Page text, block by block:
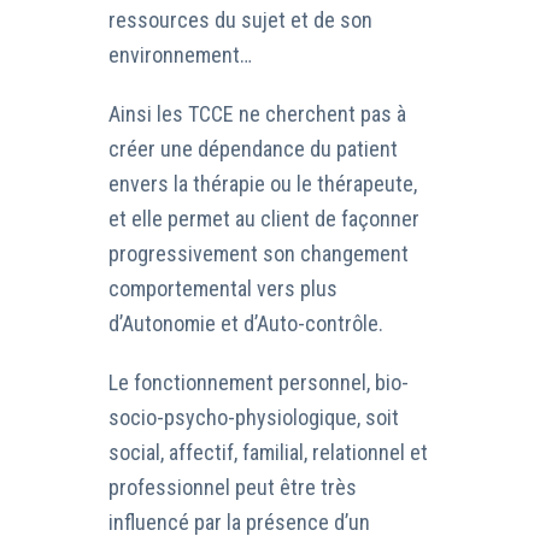
ressources du sujet et de son
environnement…
Ainsi les TCCE ne cherchent pas à
créer une dépendance du patient
envers la thérapie ou le thérapeute,
et elle permet au client de façonner
progressivement son changement
comportemental vers plus
d’Autonomie et d’Auto-contrôle.
Le fonctionnement personnel, bio-
socio-psycho-physiologique, soit
social, affectif, familial, relationnel et
professionnel peut être très
influencé par la présence d’un